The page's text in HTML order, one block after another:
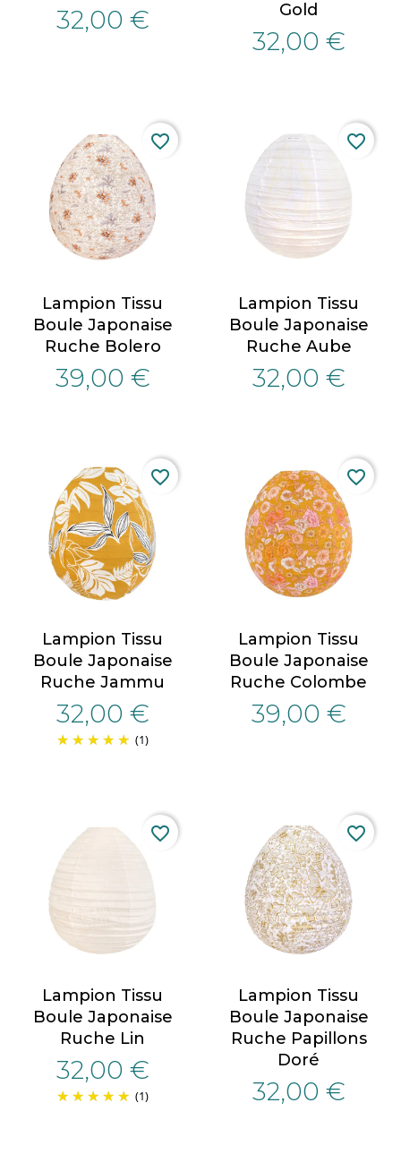
32,00 € Gold
32,00 €
Lampion Tissu
Boule Japonaise
Ruche Bolero
39,00 €
favorite_border
Lampion Tissu
Boule Japonaise
Ruche Aube
32,00 €
favorite_border
Lampion Tissu
Boule Japonaise
Ruche Jammu
32,00 €
(1)
favorite_border
Lampion Tissu
Boule Japonaise
Ruche Colombe
39,00 €
favorite_border
Lampion Tissu
Boule Japonaise
Ruche Lin
32,00 €
(1)
favorite_border
Lampion Tissu
Boule Japonaise
Ruche Papillons
Doré
32,00 €
favorite_border